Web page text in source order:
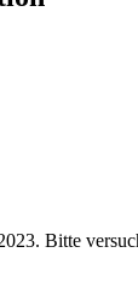
Bitte